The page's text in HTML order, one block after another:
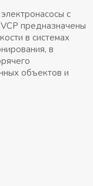
с
предназначены
в системах
в
объектов и